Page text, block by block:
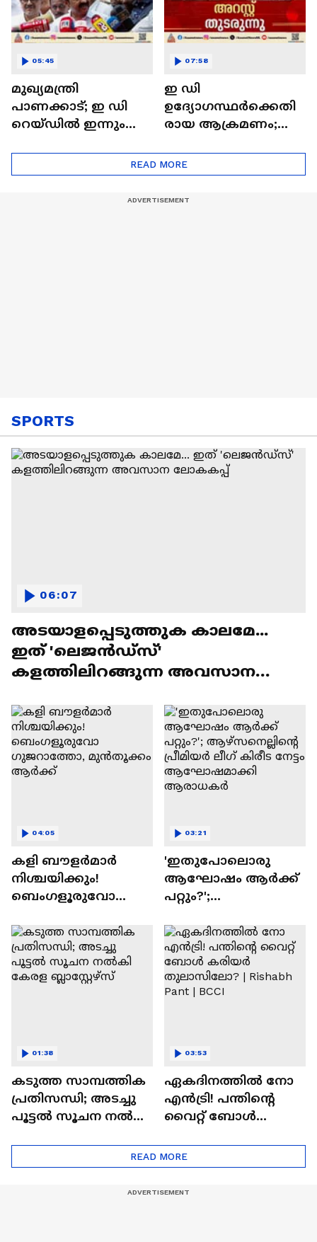
മുഖ്യമന്ത്രി
പാണക്കാട്; ഇ ഡി
റെയ്ഡിൽ ഇന്നും
05:45
ഇ ഡി
ഉദ്യോഗസ്ഥർക്കെതി
രായ ആക്രമണം;
പിടിയിൽ
07:58
READ MORE
SPORTS
അടയാളപ്പെടുത്തുക കാലമേ...
ഇത് 'ലെജൻഡ്‌സ്'
കളത്തിലിറങ്ങുന്ന അവസാന
06:07
കളി ബൗളര്‍മാര്‍
നിശ്ചയിക്കും!
ബെംഗളൂരുവോ
മുൻതൂക്കം ആർക്ക്
04:05
'ഇതുപോലൊരു
ആഘോഷം ആർക്ക്
പറ്റും?';
പ്രീമിയർ ലീ​ഗ് കിരീട
നേട്ടം
ആഘോഷമാക്കി
ആരാധകർ
03:21
കടുത്ത സാമ്പത്തിക
പ്രതിസന്ധി; അടച്ചു
പൂട്ടൽ സൂചന നൽകി
01:38
ഏകദിനത്തില്‍ നോ
എൻട്രി! പന്തിന്റെ
വൈറ്റ് ബോള്‍
തുലാസിലോ? |
Rishabh Pant | BCCI
03:53
READ MORE